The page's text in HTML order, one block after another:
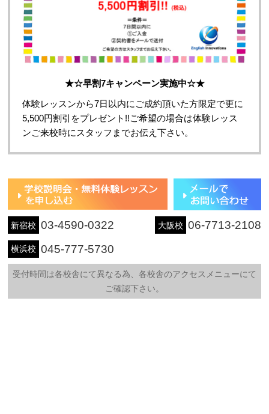
★☆早割7キャンペーン実施中☆★
体験レッスンから7日以内にご成約頂いた方限定で更に
5,500円割引をプレゼント!!ご希望の場合は体験レッス
ンご来校時にスタッフまでお伝え下さい。
新宿校 03-4590-0322 大阪校 06-7713-2108
横浜校 045-777-5730
受付時間は各校舎にて異なる為、各校舎のアクセスメニューにて
ご確認下さい。